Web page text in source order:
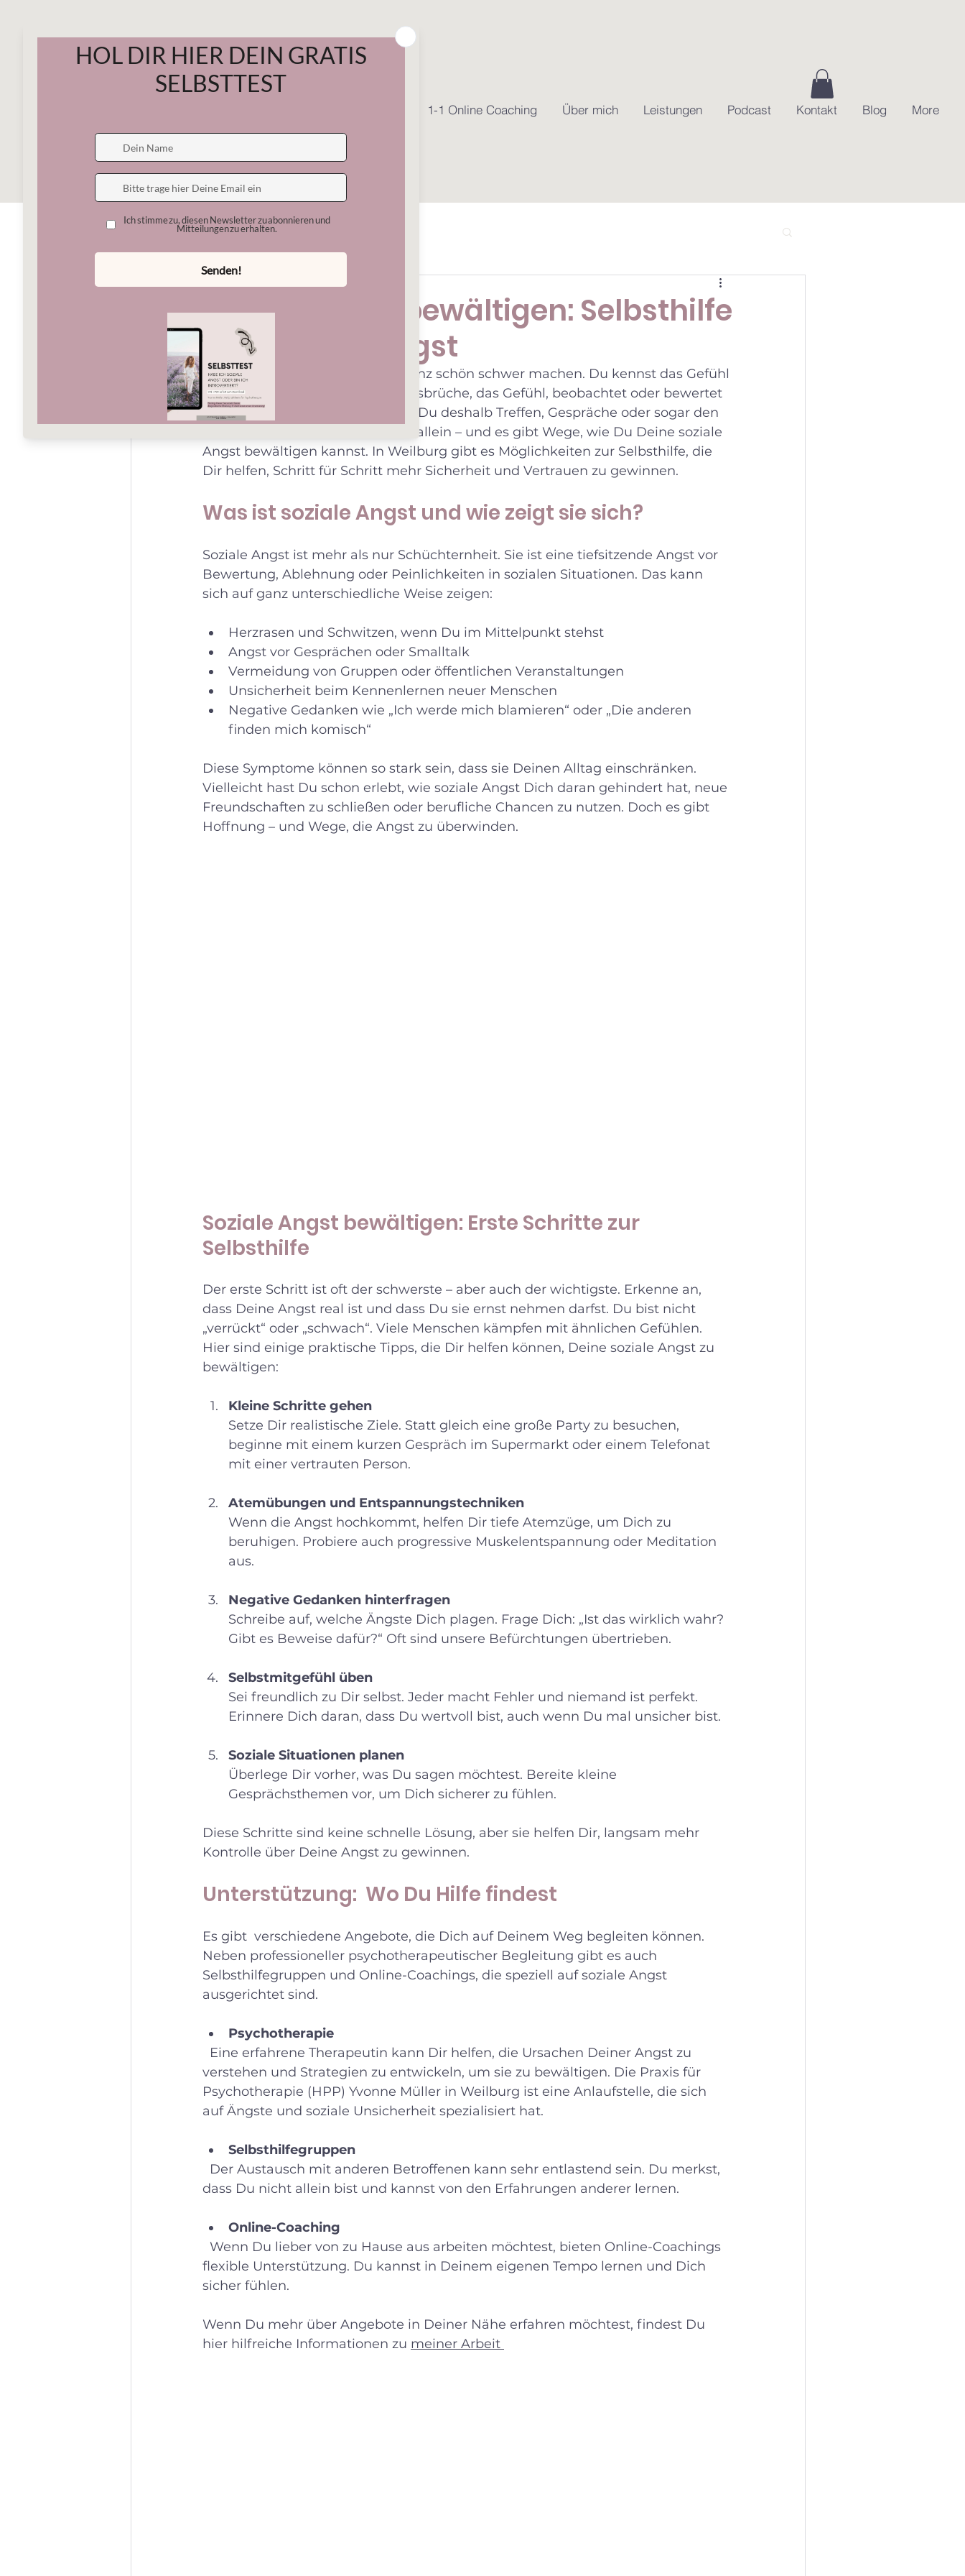
1-1 Online Coaching Über mich Leistungen Podcast Kontakt Blog More
All Posts Therapiemethoden
Soziale Angst bewältigen: Selbsthilfe
bei sozialer Angst
Soziale Angst kann das Leben ganz schön schwer machen. Du kennst das Gefühl
bestimmt: Herzrasen, Schweißausbrüche, das Gefühl, beobachtet oder bewertet
zu werden. Vielleicht vermeidest Du deshalb Treffen, Gespräche oder sogar den
Blickkontakt. Doch Du bist nicht allein – und es gibt Wege, wie Du Deine soziale
Angst bewältigen kannst. In Weilburg gibt es Möglichkeiten zur Selbsthilfe, die
Dir helfen, Schritt für Schritt mehr Sicherheit und Vertrauen zu gewinnen.
Was ist soziale Angst und wie zeigt sie sich?
Soziale Angst ist mehr als nur Schüchternheit. Sie ist eine tiefsitzende Angst vor
Bewertung, Ablehnung oder Peinlichkeiten in sozialen Situationen. Das kann
sich auf ganz unterschiedliche Weise zeigen:
Herzrasen und Schwitzen, wenn Du im Mittelpunkt stehst
Angst vor Gesprächen oder Smalltalk
Vermeidung von Gruppen oder öffentlichen Veranstaltungen
Unsicherheit beim Kennenlernen neuer Menschen
Negative Gedanken wie „Ich werde mich blamieren“ oder „Die anderen
finden mich komisch“
Diese Symptome können so stark sein, dass sie Deinen Alltag einschränken.
Vielleicht hast Du schon erlebt, wie soziale Angst Dich daran gehindert hat, neue
Freundschaften zu schließen oder berufliche Chancen zu nutzen. Doch es gibt
Hoffnung – und Wege, die Angst zu überwinden.
Soziale Angst bewältigen: Erste Schritte zur
Selbsthilfe
Der erste Schritt ist oft der schwerste – aber auch der wichtigste. Erkenne an,
dass Deine Angst real ist und dass Du sie ernst nehmen darfst. Du bist nicht
„verrückt“ oder „schwach“. Viele Menschen kämpfen mit ähnlichen Gefühlen.
Hier sind einige praktische Tipps, die Dir helfen können, Deine soziale Angst zu
bewältigen:
Kleine Schritte gehen
Setze Dir realistische Ziele. Statt gleich eine große Party zu besuchen,
beginne mit einem kurzen Gespräch im Supermarkt oder einem Telefonat
mit einer vertrauten Person.
Atemübungen und Entspannungstechniken
Wenn die Angst hochkommt, helfen Dir tiefe Atemzüge, um Dich zu
beruhigen. Probiere auch progressive Muskelentspannung oder Meditation
aus.
Negative Gedanken hinterfragen
Schreibe auf, welche Ängste Dich plagen. Frage Dich: „Ist das wirklich wahr?
Gibt es Beweise dafür?“ Oft sind unsere Befürchtungen übertrieben.
Selbstmitgefühl üben
Sei freundlich zu Dir selbst. Jeder macht Fehler und niemand ist perfekt.
Erinnere Dich daran, dass Du wertvoll bist, auch wenn Du mal unsicher bist.
Soziale Situationen planen
Überlege Dir vorher, was Du sagen möchtest. Bereite kleine
Gesprächsthemen vor, um Dich sicherer zu fühlen.
Diese Schritte sind keine schnelle Lösung, aber sie helfen Dir, langsam mehr
Kontrolle über Deine Angst zu gewinnen.
Unterstützung:  Wo Du Hilfe findest
Es gibt  verschiedene Angebote, die Dich auf Deinem Weg begleiten können.
Neben professioneller psychotherapeutischer Begleitung gibt es auch
Selbsthilfegruppen und Online-Coachings, die speziell auf soziale Angst
ausgerichtet sind.
Psychotherapie
verstehen und Strategien zu entwickeln, um sie zu bewältigen. Die Praxis für
Psychotherapie (HPP) Yvonne Müller in Weilburg ist eine Anlaufstelle, die sich
auf Ängste und soziale Unsicherheit spezialisiert hat.
Selbsthilfegruppen
dass Du nicht allein bist und kannst von den Erfahrungen anderer lernen.
Online-Coaching
flexible Unterstützung. Du kannst in Deinem eigenen Tempo lernen und Dich
sicher fühlen.
Wenn Du mehr über Angebote in Deiner Nähe erfahren möchtest, findest Du
hier hilfreiche Informationen zu meiner Arbeit